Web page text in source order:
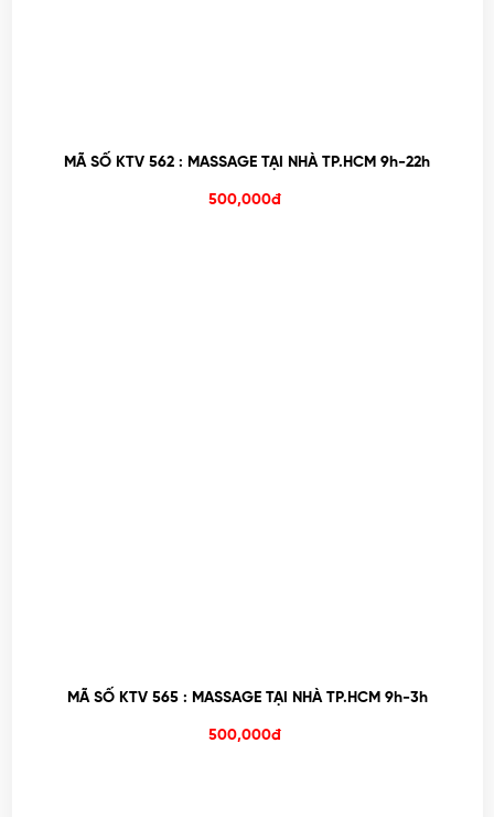
MÃ SỐ KTV 562 : MASSAGE TẠI NHÀ TP.HCM 9h-22h
500,000đ
MÃ SỐ KTV 565 : MASSAGE TẠI NHÀ TP.HCM 9h-3h
500,000đ